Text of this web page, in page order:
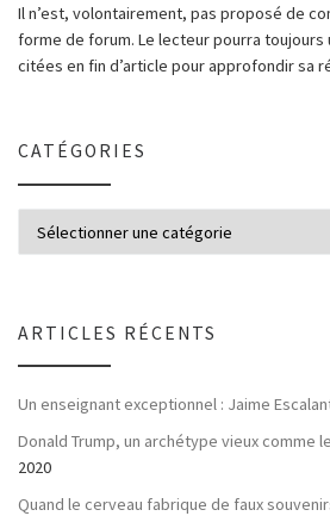
Il n’est, volontairement, pas proposé de
forme de forum. Le lecteur pourra
citées en fin d’article pour approfondir sa
CATÉGORIES
ARTICLES RÉCENTS
Un enseignant exceptionnel : Jaime
Donald Trump, un archétype vieux comme
2020
Quand le cerveau fabrique de faux